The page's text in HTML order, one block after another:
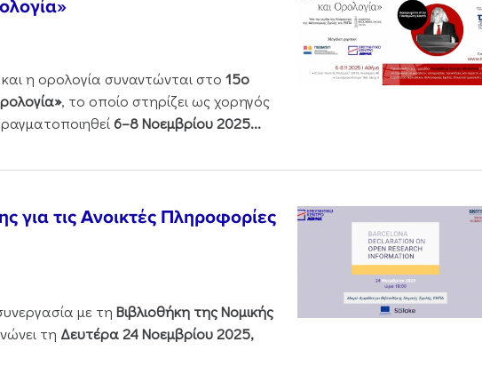
η ορολογία συναντώνται στο 15ο
, το οποίο στηρίζει ως χορηγός
6–8 Νοεμβρίου 2025...
για τις Ανοικτές Πληροφορίες
με τη Βιβλιοθήκη της Νομικής
τη Δευτέρα 24 Νοεμβρίου 2025,